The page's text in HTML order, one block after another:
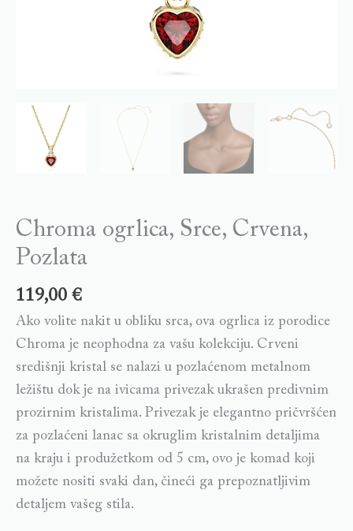
Chroma ogrlica, Srce, Crvena,
Pozlata
119,00 €
Ako volite nakit u obliku srca, ova ogrlica iz porodice
Chroma je neophodna za vašu kolekciju. Crveni
središnji kristal se nalazi u pozlaćenom metalnom
ležištu dok je na ivicama privezak ukrašen predivnim
prozirnim kristalima. Privezak je elegantno pričvršćen
za pozlaćeni lanac sa okruglim kristalnim detaljima
na kraju i produžetkom od 5 cm, ovo je komad koji
možete nositi svaki dan, čineći ga prepoznatljivim
detaljem vašeg stila.